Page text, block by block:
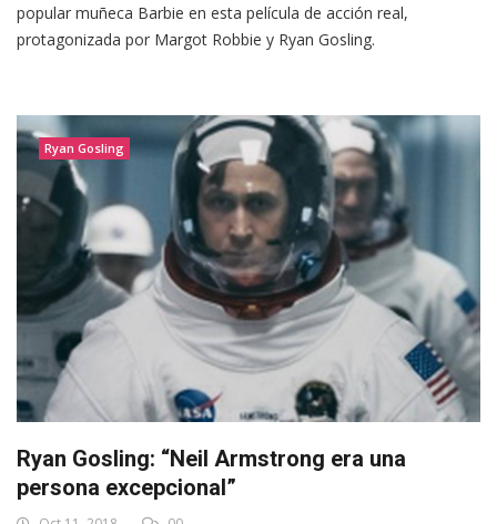
popular muñeca Barbie en esta película de acción real,
protagonizada por Margot Robbie y Ryan Gosling.
Ryan Gosling
Ryan Gosling: “Neil Armstrong era una
persona excepcional”